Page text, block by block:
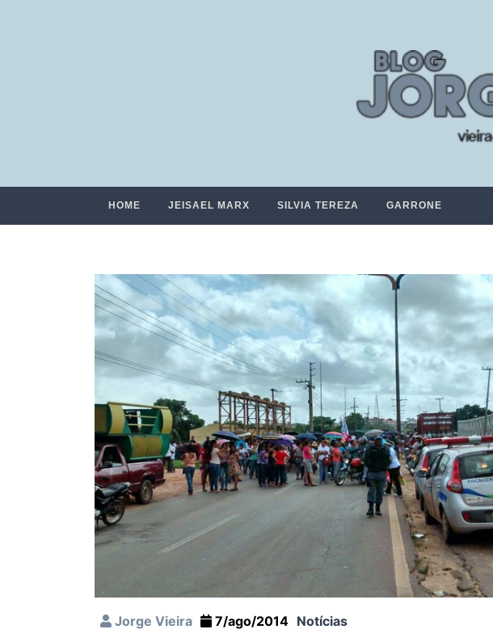
HOME JEISAEL MARX SILVIA TEREZA GARRONE
Jorge Vieira 7/ago/2014 Notícias